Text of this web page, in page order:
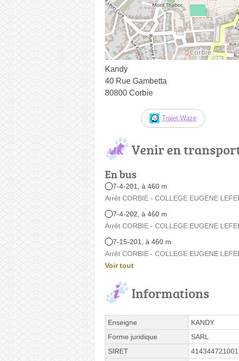
Kandy
40 Rue Gambetta
80800 Corbie
Trajet Waze
Venir en
En bus
7-4-201, à 460 m
Arrêt CORBIE - COLLEGE EUGENE
7-4-202, à 460 m
Arrêt CORBIE - COLLEGE EUGENE
7-15-201, à 460 m
Arrêt CORBIE - COLLEGE EUGENE
Voir tout
Informations
Enseigne
KANDY
Forme juridique
SARL
SIRET